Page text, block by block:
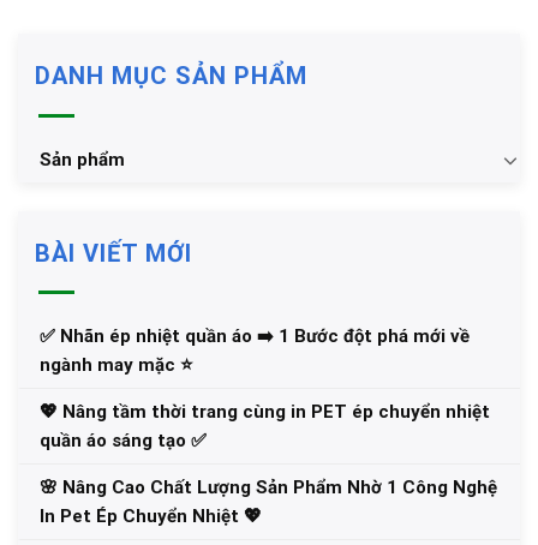
DANH MỤC SẢN PHẨM
Sản phẩm
BÀI VIẾT MỚI
✅‪ Nhãn ép nhiệt quần áo ➡️ 1 Bước đột phá mới về
ngành may mặc ⭐️
💖 Nâng tầm thời trang cùng in PET ép chuyển nhiệt
quần áo sáng tạo ✅
🌸 Nâng Cao Chất Lượng Sản Phẩm Nhờ 1 Công Nghệ
In Pet Ép Chuyển Nhiệt 💖